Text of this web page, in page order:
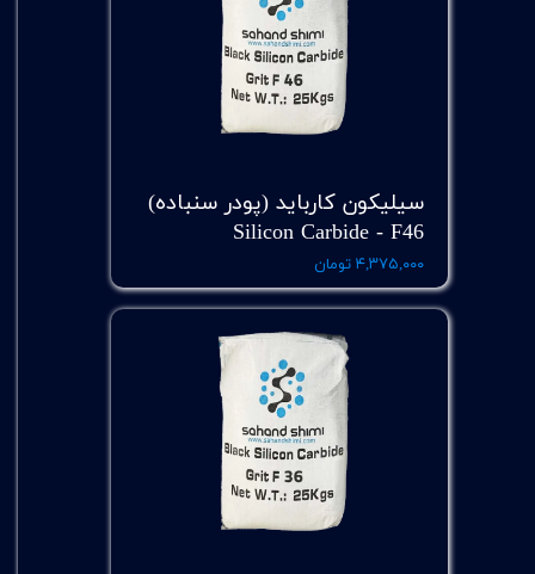
سیلیکون کارباید (پودر سنباده)
Silicon Carbide - F46
۴,۳۷۵,۰۰۰ تومان